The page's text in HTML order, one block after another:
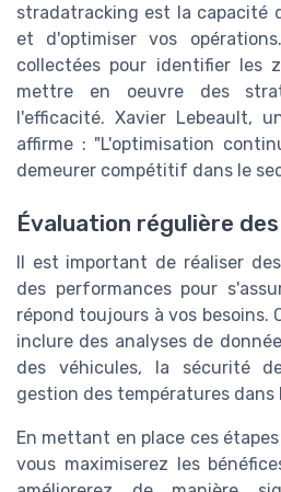
stradatracking est la capacité
et d'optimiser vos
collectées pour identifier les
mettre en oeuvre des
l'efficacité. Xavier Lebeault,
affirme : "L'optimisation
demeurer compétitif dans le
Évaluation régulière
Il est important de réaliser
des performances pour
répond toujours à vos besoins.
inclure des analyses de
des véhicules, la sécurité
gestion des températures
En mettant en place ces
vous maximiserez les